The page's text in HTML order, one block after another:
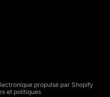
propulsé par Shopify
et politiques